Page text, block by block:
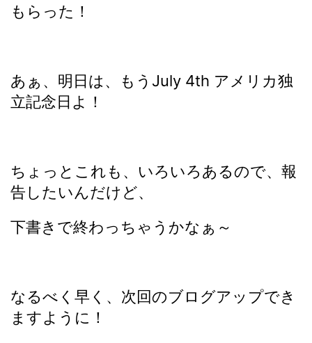
もらった！
あぁ、明日は、もうJuly 4th アメリカ独
立記念日よ！
ちょっとこれも、いろいろあるので、報
告したいんだけど、
下書きで終わっちゃうかなぁ～
なるべく早く、次回のブログアップでき
ますように！